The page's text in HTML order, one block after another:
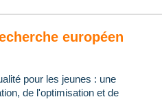
européen
pour les jeunes : une
de l'optimisation et de